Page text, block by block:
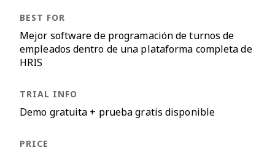
Mejor software de programación de turnos de
empleados dentro de una plataforma completa de
HRIS
Demo gratuita + prueba gratis disponible